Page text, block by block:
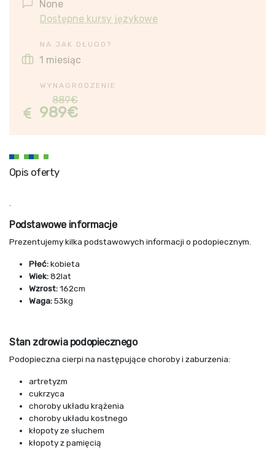
None
Dostępne kursy językowe
NA JAK DŁUGO?
1 miesiąc
WYNAGRODZENIE
889€
989€
Opis oferty
Podstawowe informacje
Prezentujemy kilka podstawowych informacji o podopiecznym.
Płeć:kobieta
Wiek:82lat
Wzrost:162cm
Waga:53kg
Stan zdrowia podopiecznego
Podopieczna cierpi na następujące choroby i zaburzenia:
artretyzm
cukrzyca
choroby układu krążenia
choroby układu kostnego
kłopoty ze słuchem
kłopoty z pamięcią